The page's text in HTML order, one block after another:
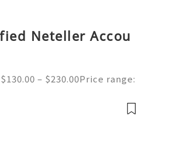
Neteller Accou
– $230.00Price range:
one of the merchant wallet